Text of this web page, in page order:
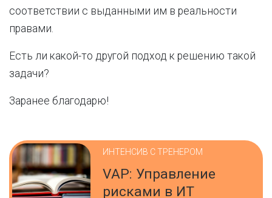
соответствии с выданными им в реальности
правами.
Есть ли какой-то другой подход к решению такой
задачи?
Заранее благодарю!
ИНТЕНСИВ С ТРЕНЕРОМ
VAP: Управление
рисками в ИТ